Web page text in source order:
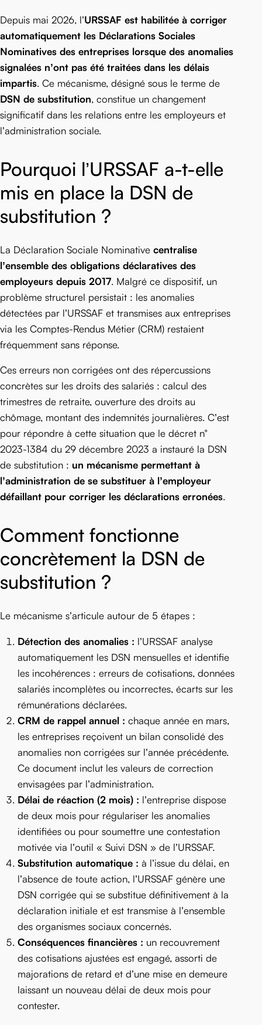
Depuis mai 2026, l’URSSAF est habilitée à corriger
automatiquement les Déclarations Sociales
Nominatives des entreprises lorsque des anomalies
signalées n’ont pas été traitées dans les délais
impartis. Ce mécanisme, désigné sous le terme de
DSN de substitution, constitue un changement
significatif dans les relations entre les employeurs et
l’administration sociale.
Pourquoi l’URSSAF a-t-elle
mis en place la DSN de
substitution ?
La Déclaration Sociale Nominative centralise
l’ensemble des obligations déclaratives des
employeurs depuis 2017. Malgré ce dispositif, un
problème structurel persistait : les anomalies
détectées par l’URSSAF et transmises aux entreprises
via les Comptes-Rendus Métier (CRM) restaient
fréquemment sans réponse.
Ces erreurs non corrigées ont des répercussions
concrètes sur les droits des salariés : calcul des
trimestres de retraite, ouverture des droits au
chômage, montant des indemnités journalières. C’est
pour répondre à cette situation que le décret n°
2023-1384 du 29 décembre 2023 a instauré la DSN
de substitution : un mécanisme permettant à
l’administration de se substituer à l’employeur
défaillant pour corriger les déclarations erronées.
Comment fonctionne
concrètement la DSN de
substitution ?
Le mécanisme s’articule autour de 5 étapes :
Détection des anomalies : l’URSSAF analyse
automatiquement les DSN mensuelles et identifie
les incohérences : erreurs de cotisations, données
salariés incomplètes ou incorrectes, écarts sur les
rémunérations déclarées.
CRM de rappel annuel : chaque année en mars,
les entreprises reçoivent un bilan consolidé des
anomalies non corrigées sur l’année précédente.
Ce document inclut les valeurs de correction
envisagées par l’administration.
Délai de réaction (2 mois) : l’entreprise dispose
de deux mois pour régulariser les anomalies
identifiées ou pour soumettre une contestation
motivée via l’outil « Suivi DSN » de l’URSSAF.
Substitution automatique : à l’issue du délai, en
l’absence de toute action, l’URSSAF génère une
DSN corrigée qui se substitue définitivement à la
déclaration initiale et est transmise à l’ensemble
des organismes sociaux concernés.
Conséquences financières : un recouvrement
des cotisations ajustées est engagé, assorti de
majorations de retard et d’une mise en demeure
laissant un nouveau délai de deux mois pour
contester.